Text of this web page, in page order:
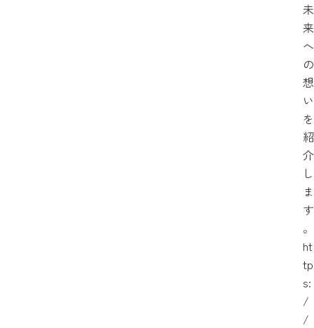
未
来
へ
の
想
い
を
紹
介
し
ま
す
。
ht
tp
s:
/
/